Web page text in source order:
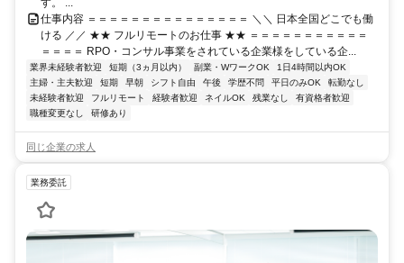
す。 ...
仕事内容 ＝＝＝＝＝＝＝＝＝＝＝＝＝＝＝ ＼＼ 日本全国どこでも働
ける ／／ ★★ フルリモートのお仕事 ★★ ＝＝＝＝＝＝＝＝＝＝＝
＝＝＝＝ RPO・コンサル事業をされている企業様をしている企...
業界未経験者歓迎 短期（3ヵ月以内） 副業・WワークOK
1日4時間以内OK
主婦・主夫歓迎
短期 早朝 シフト自由 午後 学歴不問 平日のみOK
転勤なし
未経験者歓迎
フルリモート 経験者歓迎 ネイルOK 残業なし
有資格者歓迎
職種変更なし
研修あり
同じ企業の求人
業務委託